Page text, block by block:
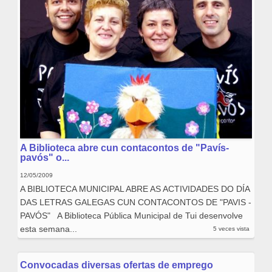
A Biblioteca abre cun contacontos de "Pavís-
pavós" o...
12/05/2009
A BIBLIOTECA MUNICIPAL ABRE AS ACTIVIDADES DO DÍA
DAS LETRAS GALEGAS CUN CONTACONTOS DE "PAVIS -
PAVÓS" A Biblioteca Pública Municipal de Tui desenvolve
esta semana...
5 veces vista
Convocadas diversas ofertas de emprego